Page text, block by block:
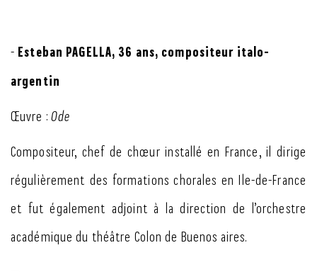
- Esteban PAGELLA, 36 ans, compositeur italo-
argentin
Œuvre : Ode
Compositeur, chef de chœur installé en France, il dirige
régulièrement des formations chorales en Ile-de-France
et fut également adjoint à la direction de l’orchestre
académique du théâtre Colon de Buenos aires.